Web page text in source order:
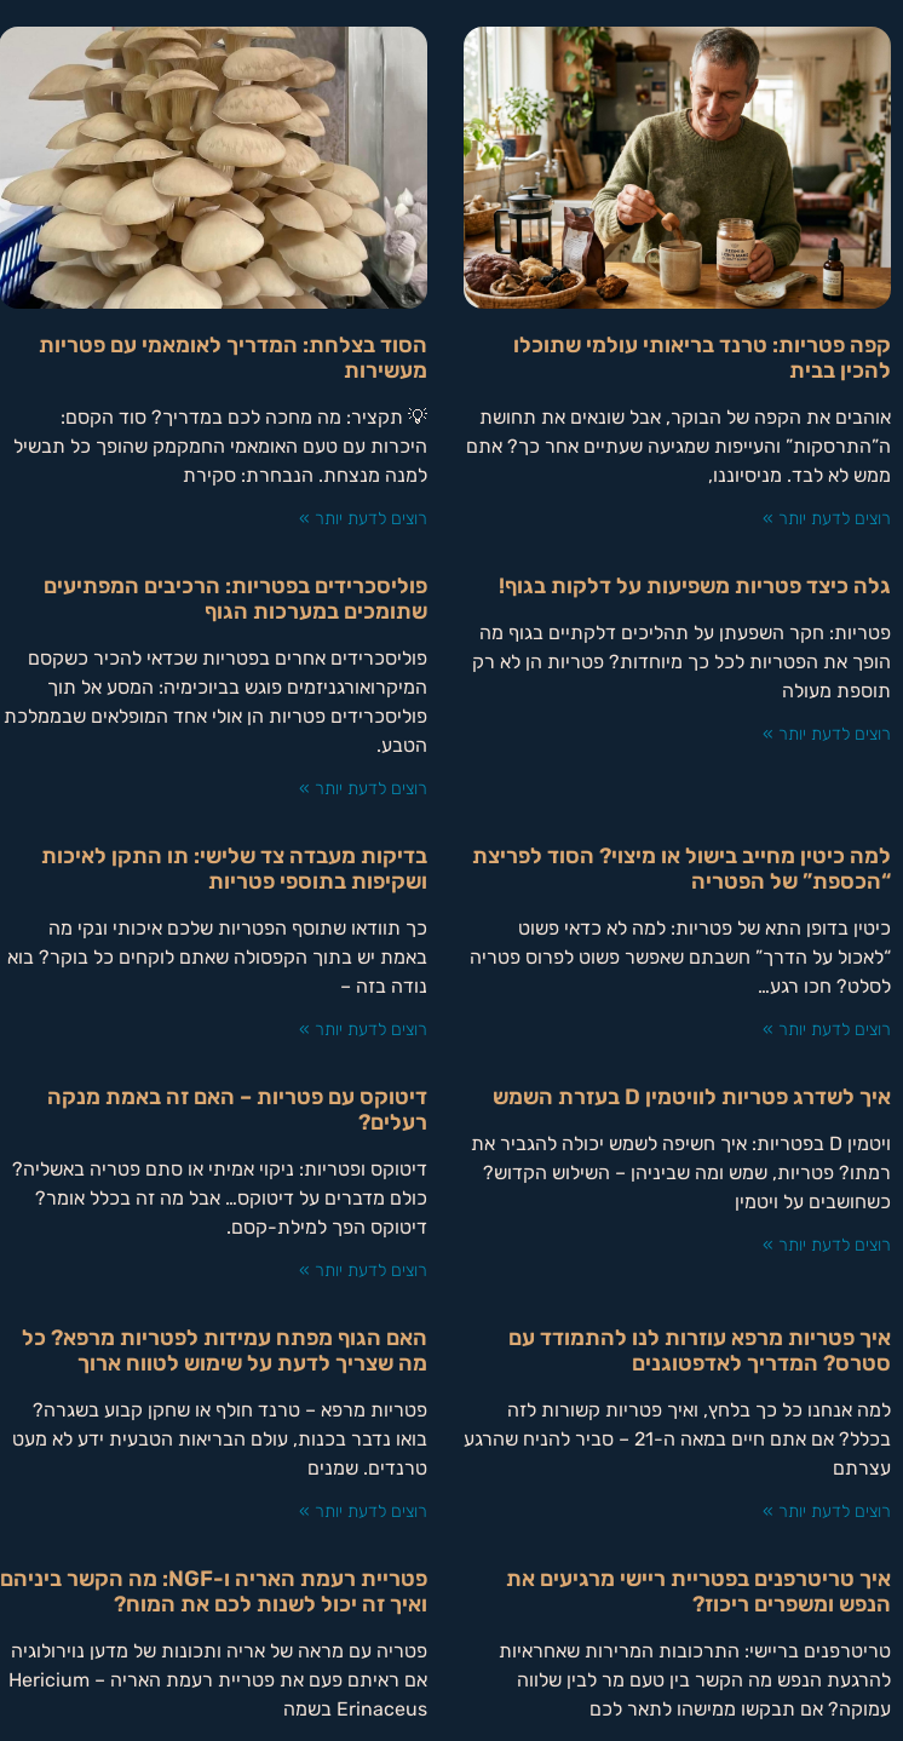
קפה פטריות: טרנד בריאותי עולמי שתוכלו
להכין בבית
אוהבים את הקפה של הבוקר, אבל שונאים את תחושת
ה”התרסקות” והעייפות שמגיעה שעתיים אחר כך? אתם
ממש לא לבד. מניסיוננו,
רוצים לדעת יותר »
הסוד בצלחת: המדריך לאומאמי עם פטריות
מעשירות
💡 תקציר: מה מחכה לכם במדריך? סוד הקסם:
היכרות עם טעם האומאמי החמקמק שהופך כל תבשיל
למנה מנצחת. הנבחרת: סקירת
רוצים לדעת יותר »
גלה כיצד פטריות משפיעות על דלקות בגוף!
פטריות: חקר השפעתן על תהליכים דלקתיים בגוף מה
הופך את הפטריות לכל כך מיוחדות? פטריות הן לא רק
תוספת מעולה
רוצים לדעת יותר »
פוליסכרידים בפטריות: הרכיבים המפתיעים
שתומכים במערכות הגוף
פוליסכרידים אחרים בפטריות שכדאי להכיר כשקסם
המיקרואורגניזמים פוגש בביוכימיה: המסע אל תוך
פוליסכרידים פטריות הן אולי אחד המופלאים שבממלכת
הטבע.
רוצים לדעת יותר »
למה כיטין מחייב בישול או מיצוי? הסוד לפריצת
“הכספת” של הפטריה
כיטין בדופן התא של פטריות: למה לא כדאי פשוט
“לאכול על הדרך” חשבתם שאפשר פשוט לפרוס פטריה
לסלט? חכו רגע…
רוצים לדעת יותר »
בדיקות מעבדה צד שלישי: תו התקן לאיכות
ושקיפות בתוספי פטריות
כך תוודאו שתוסף הפטריות שלכם איכותי ונקי מה
באמת יש בתוך הקפסולה שאתם לוקחים כל בוקר? בוא
נודה בזה –
רוצים לדעת יותר »
איך לשדרג פטריות לוויטמין D בעזרת השמש
ויטמין D בפטריות: איך חשיפה לשמש יכולה להגביר את
רמתו? פטריות, שמש ומה שביניהן – השילוש הקדוש?
כשחושבים על ויטמין
רוצים לדעת יותר »
דיטוקס עם פטריות – האם זה באמת מנקה
רעלים?
דיטוקס ופטריות: ניקוי אמיתי או סתם פטריה באשליה?
כולם מדברים על דיטוקס… אבל מה זה בכלל אומר?
דיטוקס הפך למילת-קסם.
רוצים לדעת יותר »
איך פטריות מרפא עוזרות לנו להתמודד עם
סטרס? המדריך לאדפטוגנים
למה אנחנו כל כך בלחץ, ואיך פטריות קשורות לזה
בכלל? אם אתם חיים במאה ה-21 – סביר להניח שהרגע
עצרתם
רוצים לדעת יותר »
האם הגוף מפתח עמידות לפטריות מרפא? כל
מה שצריך לדעת על שימוש לטווח ארוך
פטריות מרפא – טרנד חולף או שחקן קבוע בשגרה?
בואו נדבר בכנות, עולם הבריאות הטבעית ידע לא מעט
טרנדים. שמנים
רוצים לדעת יותר »
איך טריטרפנים בפטריית ריישי מרגיעים את
הנפש ומשפרים ריכוז?
טריטרפנים בריישי: התרכובות המרירות שאחראיות
להרגעת הנפש מה הקשר בין טעם מר לבין שלווה
עמוקה? אם תבקשו ממישהו לתאר לכם
פטריית רעמת האריה ו-NGF: מה הקשר ביניהם
ואיך זה יכול לשנות לכם את המוח?
פטריה עם מראה של אריה ותכונות של מדען נוירולוגיה
אם ראיתם פעם את פטריית רעמת האריה – Hericium
Erinaceus בשמה